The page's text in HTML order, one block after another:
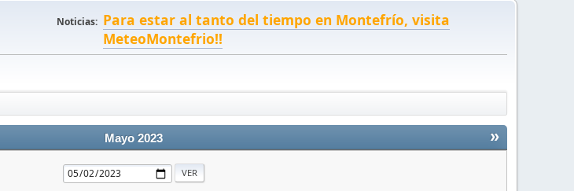
Noticias: Para estar al tanto del tiempo en Montefrío, visita
MeteoMontefrio!!
»
Mayo 2023